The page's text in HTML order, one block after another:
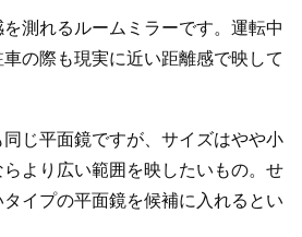
測れるルームミラーです。運転中
の際も現実に近い距離感で映して
じ平面鏡ですが、サイズはやや小
より広い範囲を映したいもの。せ
イプの平面鏡を候補に入れるとい